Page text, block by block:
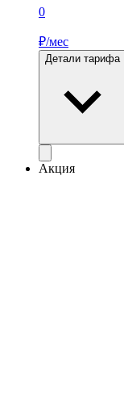
0
₽/мес
Детали тарифа
Акция